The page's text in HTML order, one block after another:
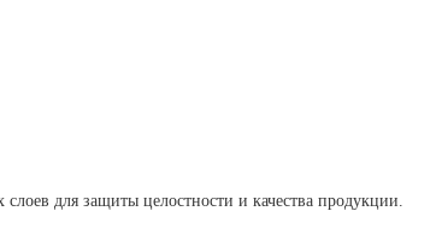
для защиты целостности и качества продукции.